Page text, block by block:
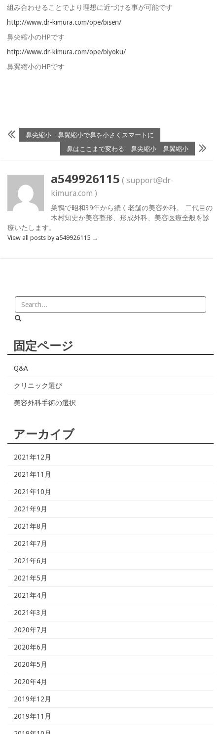
組み合わせることでより理想に近づける事が可能です
http://www.dr-kimura.com/ope/bisen/
鼻尖縮小のHPです
http://www.dr-kimura.com/ope/biyoku/
鼻翼縮小のHPです
鼻尖縮小 鼻翼縮小で鼻を小さくスマートに
鼻はここまで変わる 鼻尖縮小 鼻翼縮小
a549926115 ( support@dr-
kimura.com )
巣鴨で昭和39年から続く老舗の美容外科。 二代目の
木村知史が美容整形、形成外科、美容医療全般を診
療いたします。
View all posts by a549926115 →
固定ページ
Q&A
クリニック選び
美容外科手術の選択
アーカイブ
2021年12月
2021年11月
2021年10月
2021年9月
2021年8月
2021年7月
2021年6月
2021年5月
2021年4月
2021年3月
2020年7月
2020年6月
2020年5月
2020年4月
2019年12月
2019年11月